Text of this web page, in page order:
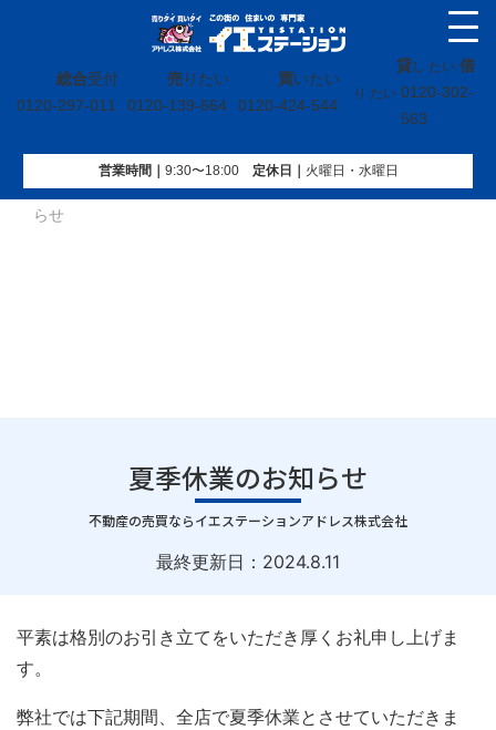
総合受付
0120-297-011
売りたい
0120-139-664
買いたい
0120-424-544
貸し たい 借
り たい 0120-302-
563
営業時間｜ 9:30〜18:00定休⽇｜ 火曜⽇・水曜⽇
イエステーション»投稿トップ»お知らせ»夏季休業のお知
らせ
夏季休業のお知らせ
｜
不動産の売買ならイエステーションアドレス株式会社
最終更新日： 2024.8.11
平素は格別のお引き立てをいただき厚くお礼申し上げま
す。
弊社では下記期間、全店で夏季休業とさせていただきま